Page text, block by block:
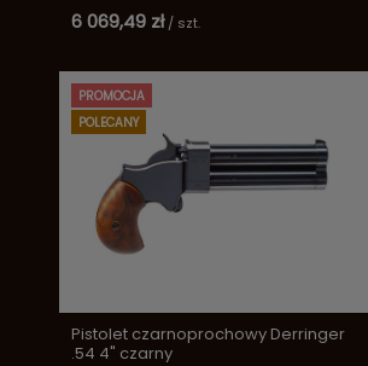
6 069,49 zł / szt.
PROMOCJA
POLECANY
Pistolet czarnoprochowy Derringer
.54 4" czarny